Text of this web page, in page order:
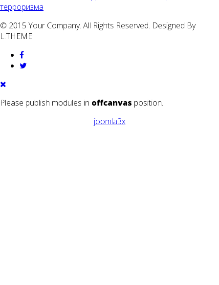
терроризма
© 2015 Your Company. All Rights Reserved. Designed By
L.THEME
Please publish modules in offcanvas position.
joomla3x